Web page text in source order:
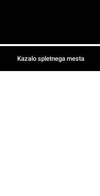
Kazalo spletnega mesta